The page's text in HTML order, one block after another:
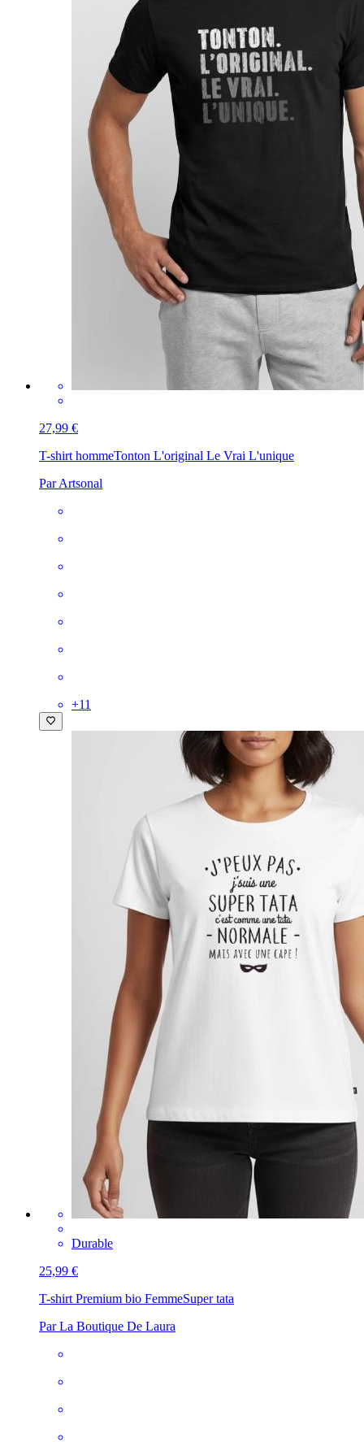
27,99 €
T-shirt hommeTonton L'original Le Vrai L'unique
Par Artsonal
+11
Durable
25,99 €
T-shirt Premium bio FemmeSuper tata
Par La Boutique De Laura